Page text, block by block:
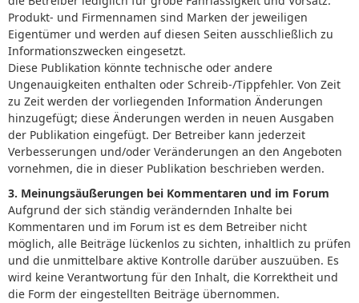
Produkt- und Firmennamen sind Marken der jeweiligen
Eigentümer und werden auf diesen Seiten ausschließlich zu
Informationszwecken eingesetzt.
Diese Publikation könnte technische oder andere
Ungenauigkeiten enthalten oder Schreib-/Tippfehler. Von Zeit
zu Zeit werden der vorliegenden Information Änderungen
hinzugefügt; diese Änderungen werden in neuen Ausgaben
der Publikation eingefügt. Der Betreiber kann jederzeit
Verbesserungen und/oder Veränderungen an den Angeboten
vornehmen, die in dieser Publikation beschrieben werden.
3. Meinungsäußerungen bei Kommentaren und im Forum
Aufgrund der sich ständig verändernden Inhalte bei
Kommentaren und im Forum ist es dem Betreiber nicht
möglich, alle Beiträge lückenlos zu sichten, inhaltlich zu prüfen
und die unmittelbare aktive Kontrolle darüber auszuüben. Es
wird keine Verantwortung für den Inhalt, die Korrektheit und
die Form der eingestellten Beiträge übernommen.